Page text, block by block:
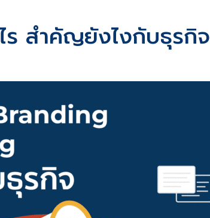
สำคัญยังไงกับธุรกิจ